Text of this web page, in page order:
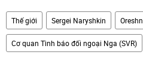
Thế giới Sergei Naryshkin
Cơ quan Tình báo đối ngoại Nga (SVR)